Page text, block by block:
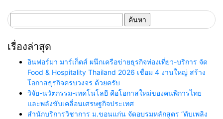
สำหรับ:
เรื่องล่าสุด
อินฟอร์มา มาร์เก็ตส์ ผนึกเครือข่ายธุรกิจท่องเที่ยว-บริการ จัด
Food & Hospitality Thailand 2026 เชื่อม 4 งานใหญ่ สร้าง
โอกาสธุรกิจครบวงจร ด้วยครับ
วิจัย-นวัตกรรม-เทคโนโลยี คือโอกาสใหม่ของคนพิการไทย
และพลังขับเคลื่อนเศรษฐกิจประเทศ
สำนักบริการวิชาการ ม.ขอนแก่น จัดอบรมหลักสูตร “ดับเพลิง